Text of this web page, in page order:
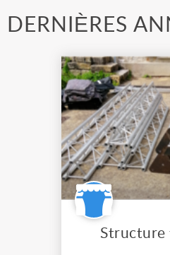
DERNIÈRES